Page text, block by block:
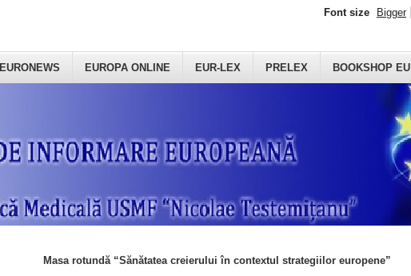
EURONEWS EUROPA ONLINE EUR-LEX PRELEX BOOKSHOP EU
Font size Bigger
Masa rotundă “Sănătatea creierului în contextul strategiilor europene”